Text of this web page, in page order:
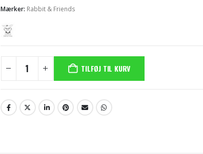
Mærker: Rabbit & Friends
TILFØJ TIL KURV